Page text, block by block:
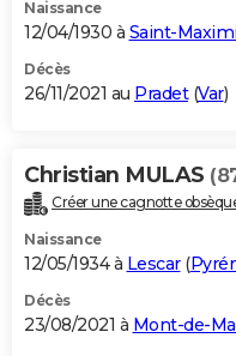
Naissance
12/04/1930 à Saint-
Décès
26/11/2021 au Pradet(Var)
Christian MULAS
Créer une cagnotte
Naissance
12/05/1934 à Lescar(
Décès
23/08/2021 à Mont-de-